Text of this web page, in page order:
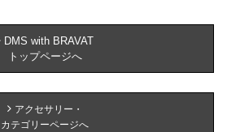
DMS with BRAVAT
トップページへ
アクセサリー・
カテゴリーページへ